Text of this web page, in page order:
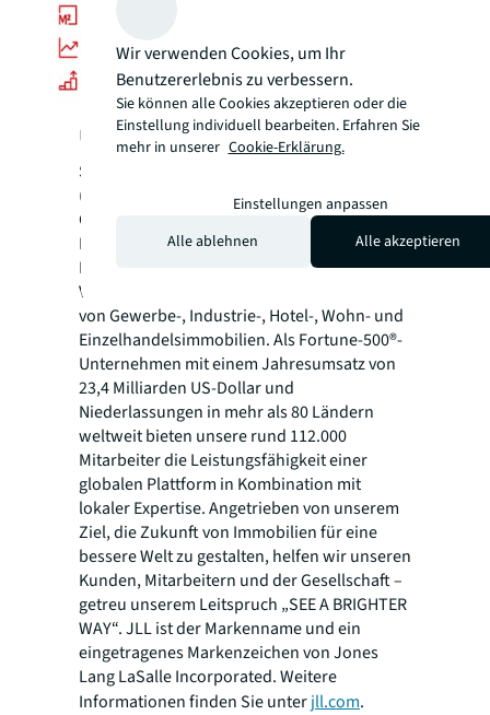
Über JLL
Seit mehr als 200 Jahren unterstützt JLL
(NYSE: JLL), ein weltweit führendes
Gewerbeimmobilien- und
Investmentmanagementunternehmen, seine
Kunden beim Kauf, Bau, der Nutzung,
Verwaltung und Investition in eine Vielzahl
von Gewerbe-, Industrie-, Hotel-, Wohn- und
Einzelhandelsimmobilien. Als Fortune-500®-
Unternehmen mit einem Jahresumsatz von
23,4 Milliarden US-Dollar und
Niederlassungen in mehr als 80 Ländern
weltweit bieten unsere rund 112.000
Mitarbeiter die Leistungsfähigkeit einer
globalen Plattform in Kombination mit
lokaler Expertise. Angetrieben von unserem
Ziel, die Zukunft von Immobilien für eine
bessere Welt zu gestalten, helfen wir unseren
Kunden, Mitarbeitern und der Gesellschaft –
getreu unserem Leitspruch „SEE A BRIGHTER
WAY“. JLL ist der Markenname und ein
eingetragenes Markenzeichen von Jones
Lang LaSalle Incorporated. Weitere
Informationen finden Sie unterjll.com.
Wir verwenden Cookies, um Ihr
Benutzererlebnis zu verbessern.
Sie können alle Cookies akzeptieren oder die
Einstellung individuell bearbeiten. Erfahren Sie
mehr in unserer Cookie-Erklärung.
Einstellungen anpassen
Alle ablehnen
Alle akzeptieren